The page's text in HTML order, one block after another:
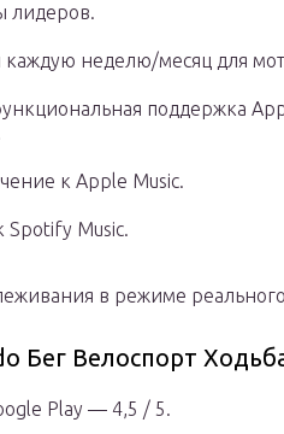
лидеров.
неделю/месяц для
поддержка
к Apple Music.
Spotify Music.
в режиме
Бег Велоспорт
Play — 4,5 / 5.